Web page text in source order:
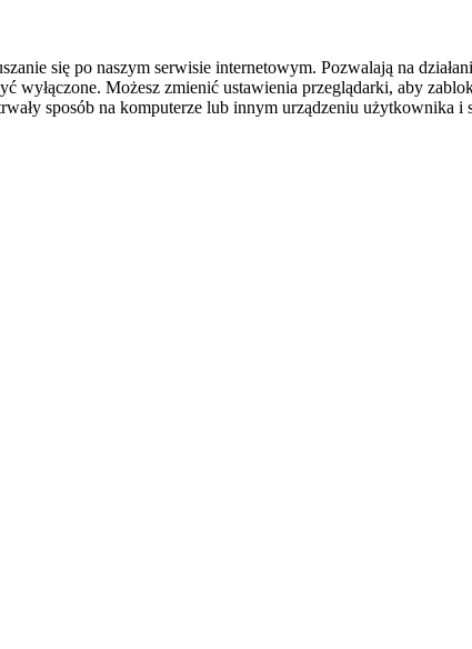
się po naszym serwisie internetowym. Pozwalają na
wyłączone. Możesz zmienić ustawienia przeglądarki, aby
sposób na komputerze lub innym urządzeniu użytkownika i